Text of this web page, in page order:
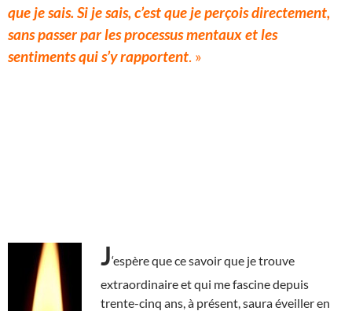
que je sais. Si je sais, c’est que je perçois directement,
sans passer par les processus mentaux et les
sentiments qui s’y rapportent. »
J‘espère que ce savoir que je trouve
extraordinaire et qui me fascine depuis
trente-cinq ans, à présent, saura éveiller en